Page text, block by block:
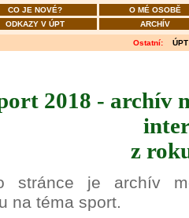
CO JE NOVÉ?
O MÉ OSOBĚ
ODKAZY V ÚPT ARCHÍV
Ostatní: ÚPT
2018 - archív
z
stránce je archív
na téma sport.